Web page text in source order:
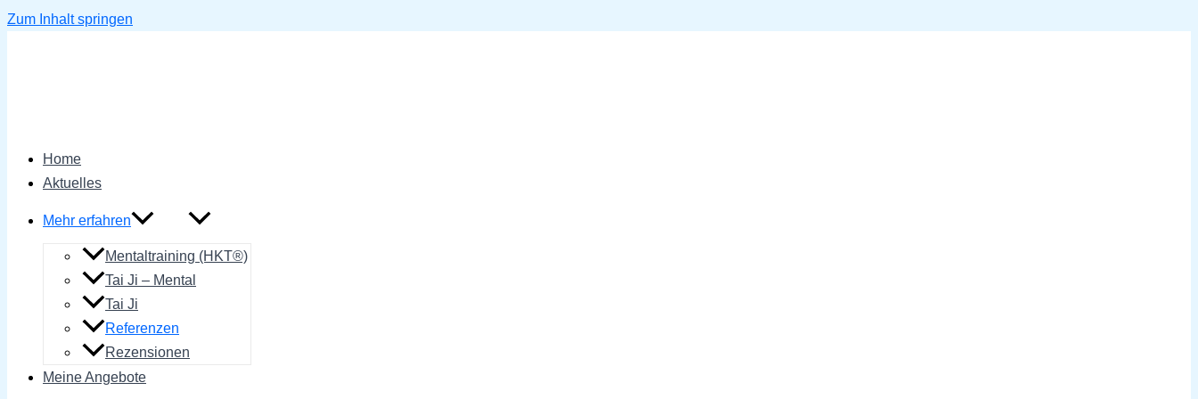
Zum Inhalt springen
Home
Aktuelles
Mehr erfahren
Mentaltraining (HKT®)
Tai Ji – Mental
Tai Ji
Referenzen
Rezensionen
Meine Angebote